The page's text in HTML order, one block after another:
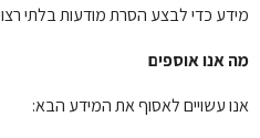
מידע כדי לבצע הסרת מודעות בלתי
מה אנו אוספים
אנו עשויים לאסוף את המידע הבא: